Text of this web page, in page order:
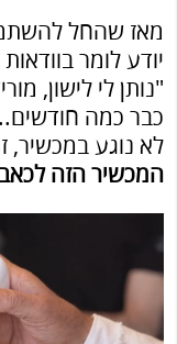
מאז שהחל
יודע לומר
"נותן לי לישון,
כבר כמה חודשים..
לא נוגע במכשיר,
המכשיר הזה